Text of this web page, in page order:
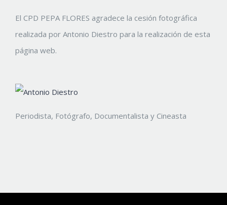
El CPD PEPA FLORES agradece la cesión fotográfica
realizada por Antonio Diestro para la realización de esta
página web.
Periodista, Fotógrafo, Documentalista y Cineasta